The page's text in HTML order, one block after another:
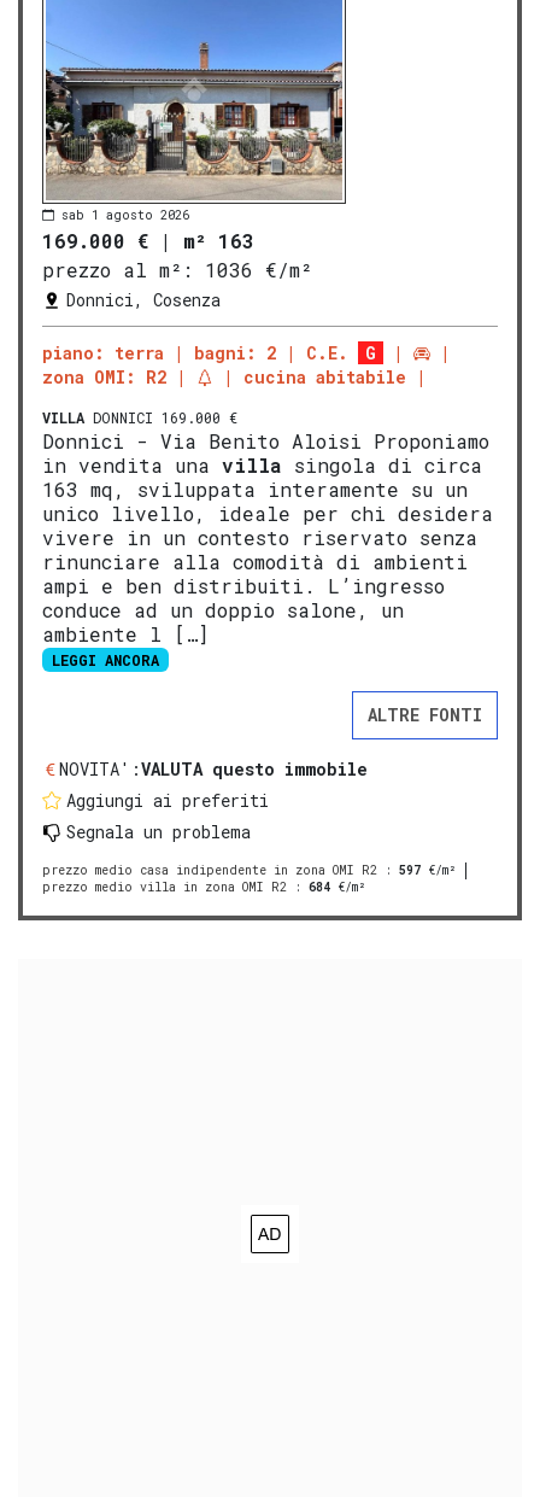
sab 1 agosto 2026
169.000 € | m² 163
prezzo al m²:
1036 €/m²
Donnici, Cosenza
piano: terra bagni: 2 C.E.
G
zona OMI: R2
cucina abitabile
VILLA DONNICI 169.000 €
Donnici - Via Benito Aloisi Proponiamo
in vendita una villa singola di circa
163 mq, sviluppata interamente su un
unico livello, ideale per chi desidera
vivere in un contesto riservato senza
rinunciare alla comodità di ambienti
ampi e ben distribuiti. L’ingresso
conduce ad un doppio salone, un
ambiente l […]
LEGGI ANCORA
ALTRE FONTI
NOVITA':VALUTA questo immobile
Aggiungi ai preferiti
Segnala un problema
prezzo medio casa indipendente in zona OMI R2 : 597 €/m²
prezzo medio villa in zona OMI R2 : 684 €/m²